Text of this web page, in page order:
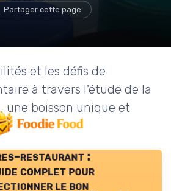
Partager cette page
et les défis de
à travers l'étude de la
une boisson unique et
restaurant :
complet pour
le bon